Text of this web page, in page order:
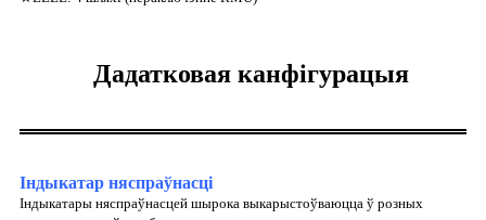
Дадатковая канфігурацыя
Індыкатар няспраўнасці
Індыкатары няспраўнасцей шырока выкарыстоўваюцца ў розных